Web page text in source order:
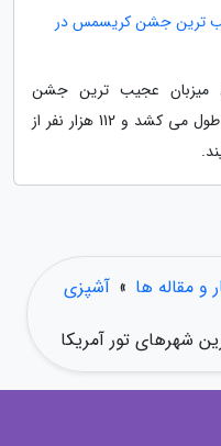
ترین جشن کریسمس در
میزبان عجیب ترین جشن
کریسمس در اروپا است که هفت هفته طول می کشد و 112 هزار نفر از
و مقاله ها » آشپزی
شهرهای تور آمریکا